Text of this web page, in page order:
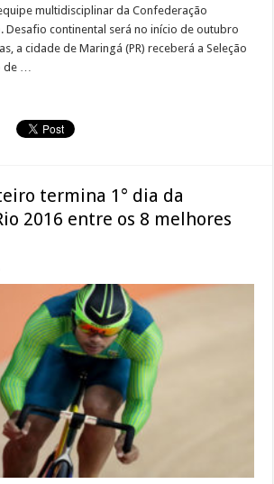
multidisciplinar da Confederação
Desafio continental será no início de outubro
a cidade de Maringá (PR) receberá a Seleção
de …
termina 1° dia da
2016 entre os 8 melhores